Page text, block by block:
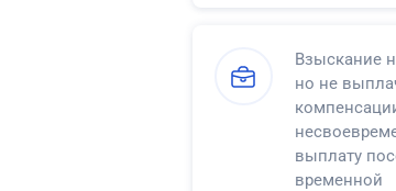
Взыскание
но не
выплату
временной